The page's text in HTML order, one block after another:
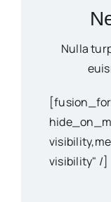
Nulla
visibility" /]